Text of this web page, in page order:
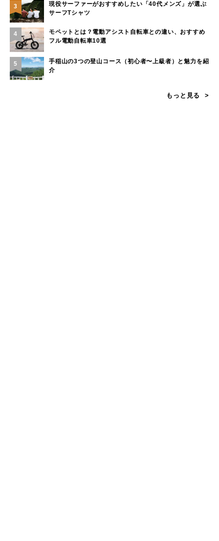
3
現役サーファーがおすすめしたい「40代メンズ」が選ぶ
サーフTシャツ
4
モペットとは？電動アシスト自転車との違い、おすすめ
フル電動自転車10選
5
手稲山の3つの登山コース（初心者〜上級者）と魅力を紹
介
もっと見る